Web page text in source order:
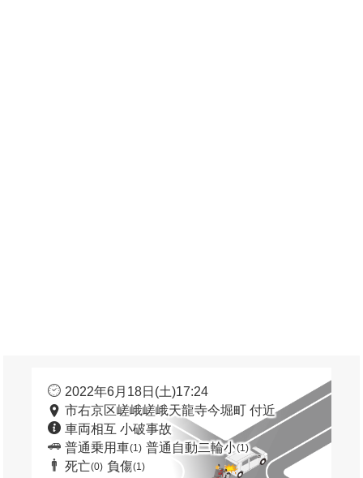
2022年6月18日(土)17:24
市右京区嵯峨嵯峨天龍寺今堀町 付近
車両相互 小破事故
普通乗用車(1) 普通自動二輪小(1)
死亡(0) 負傷(1)